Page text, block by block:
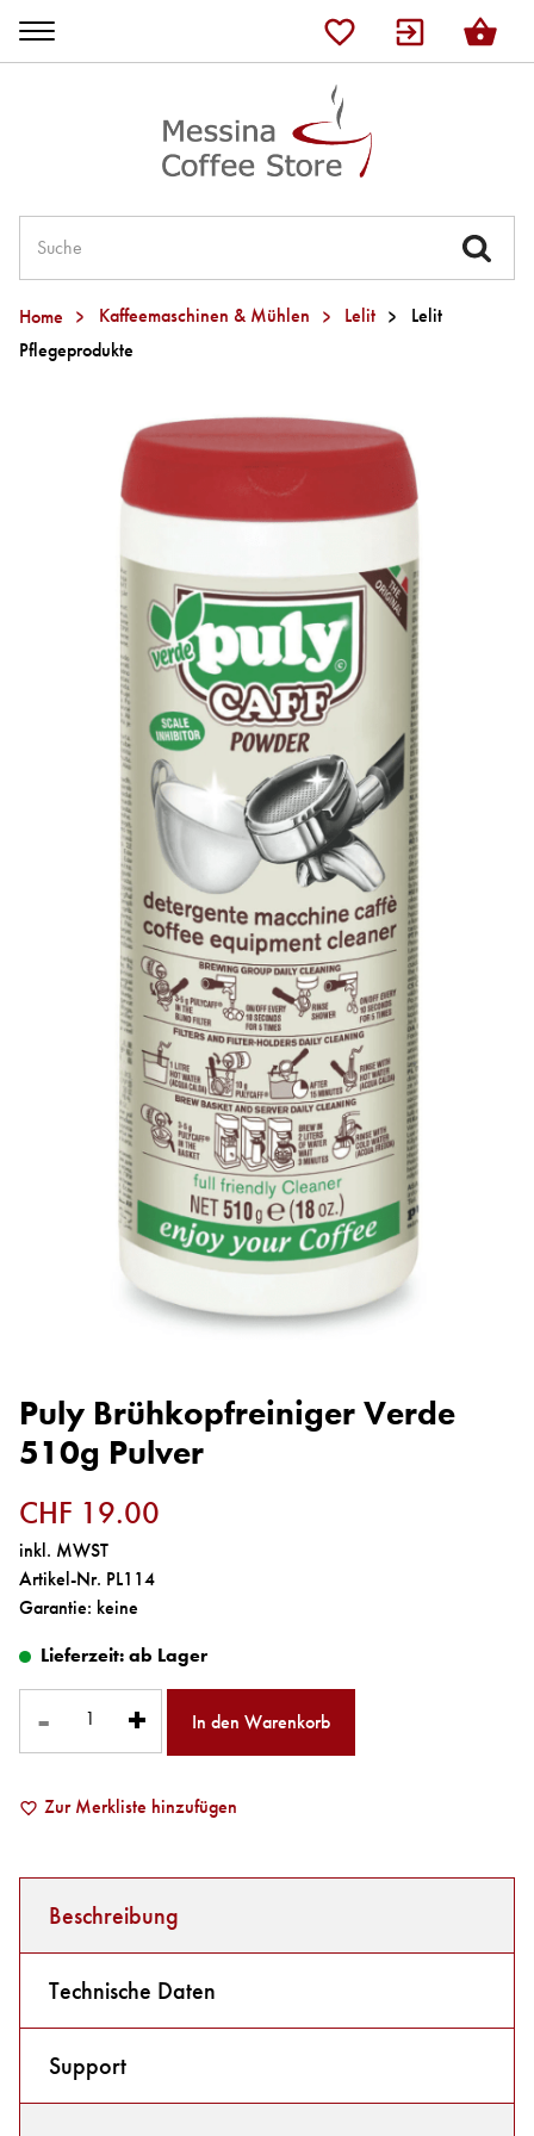
Ascaso
JURA
Über uns
Home Kaffeemaschinen & Mühlen Lelit
Lelit
Pflegeprodukte
Puly Brühkopfreiniger Verde
510g Pulver
CHF 19.00
inkl. MWST
Artikel-Nr. PL114
Garantie: keine
Lieferzeit:ab Lager
- + In den Warenkorb
Zur Merkliste hinzufügen
Beschreibung
Technische Daten
Support